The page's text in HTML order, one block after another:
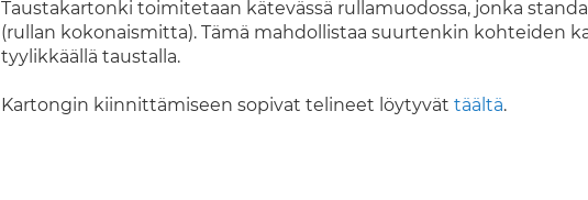
Taustakartonki toimitetaan kätevässä rullamuodossa, jonka
(rullan kokonaismitta). Tämä mahdollistaa suurtenkin kohteiden
tyylikkäällä taustalla.
Kartongin kiinnittämiseen sopivat telineet löytyvät täältä.